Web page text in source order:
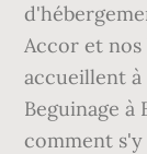
Accor et
accueillent à
Beguinage à
comment